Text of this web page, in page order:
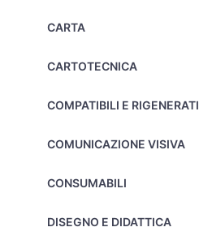
CARTA
CARTOTECNICA
COMPATIBILI E RIGENERATI
COMUNICAZIONE VISIVA
CONSUMABILI
DISEGNO E DIDATTICA